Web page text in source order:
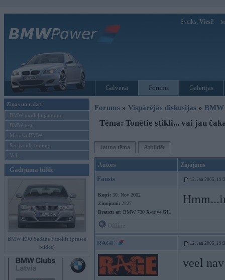
Sveiks, Viesi!
Galvenā Forums Galerijas
Ziņas un raksti
BMW modeļu jaunumi
BMW testi
Mēneša BMW
Sērijveida tūnings
Vel...
Gadījuma bilde
BMW E90 Sedans Facelift (preses
bildes)
Forums » Vispārējās diskusijas » BMW
Tēma: Tonētie stikli... vai jau
Jauna tēma Atbildēt
Autors Ziņojums
Fausts 12. Jan 2005,
Kopš: 30. Nov 2002
Ziņojumi: 2227
Braucu ar: BMW 730 X-drive G11
RAGE 12. Jan 2005,
veel nav